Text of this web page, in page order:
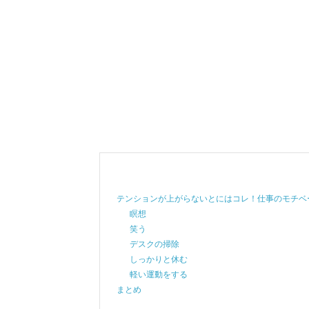
テンションが上がらないとにはコレ！仕事のモチ
瞑想
笑う
デスクの掃除
しっかりと休む
軽い運動をする
まとめ